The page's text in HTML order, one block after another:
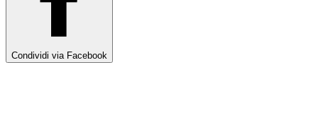
Condividi via Facebook